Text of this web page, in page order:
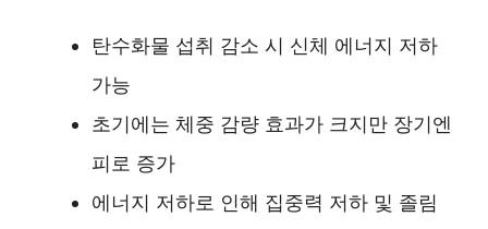
탄수화물 섭취 감소 시 신체 에너지 저하
가능
초기에는 체중 감량 효과가 크지만 장기엔
피로 증가
에너지 저하로 인해 집중력 저하 및 졸림